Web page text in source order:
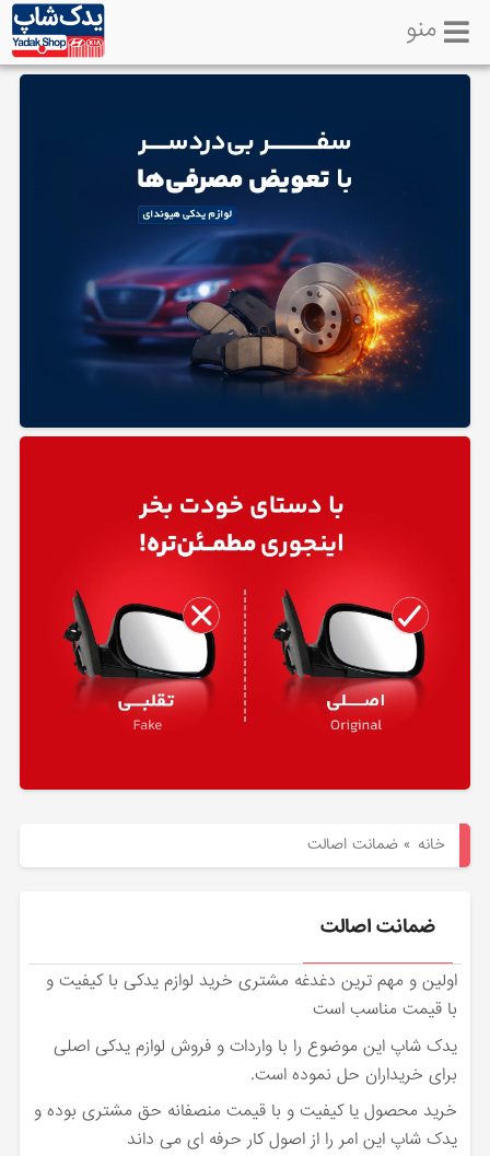
لوازم
منو
خانه »ضمانت اصالت
ضمانت اصالت
اولین و مهم ترین دغدغه مشتری خرید لوازم یدکی با کیفیت و
با قیمت مناسب است
یدک شاپ این موضوع را با واردات و فروش لوازم یدکی اصلی
برای خریداران حل نموده است.
خرید محصول یا کیفیت و با قیمت منصفانه حق مشتری بوده و
یدک شاپ این امر را از اصول کار حرفه ای می داند